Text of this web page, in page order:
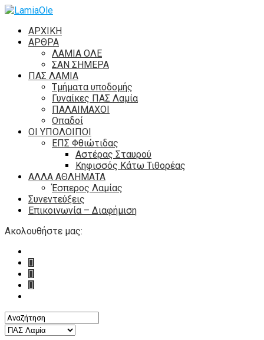
ΑΡΧΙΚΗ
ΑΡΘΡΑ
ΛΑΜΙΑ ΟΛΕ
ΣΑΝ ΣΗΜΕΡΑ
ΠΑΣ ΛΑΜΙΑ
Τμήματα υποδομής
Γυναίκες ΠΑΣ Λαμία
ΠΑΛΑΙΜΑΧΟΙ
Οπαδοί
ΟΙ ΥΠΟΛΟΙΠΟΙ
ΕΠΣ Φθιώτιδας
Αστέρας Σταυρού
Κηφισσός Κάτω Τιθορέας
ΑΛΛΑ ΑΘΛΗΜΑΤΑ
Έσπερος Λαμίας
Συνεντεύξεις
Επικοινωνία – Διαφήμιση
Ακολουθήστε μας: